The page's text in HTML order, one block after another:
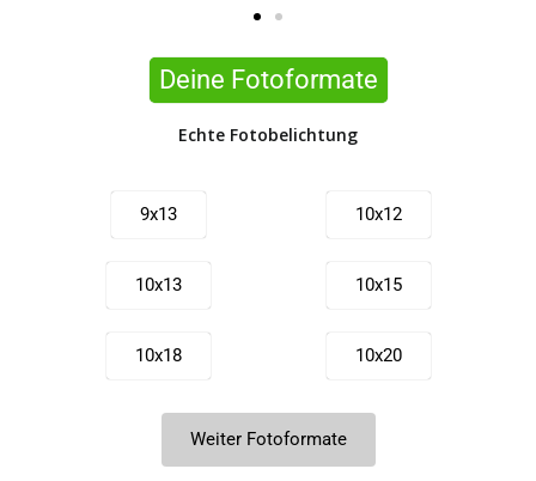
Deine Fotoformate
Echte Fotobelichtung
9x13 10x12
10x13 10x15
10x18 10x20
Weiter Fotoformate